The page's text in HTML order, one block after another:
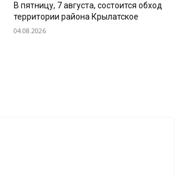
В пятницу, 7 августа, состоится обход
территории района Крылатское
04.08.2026